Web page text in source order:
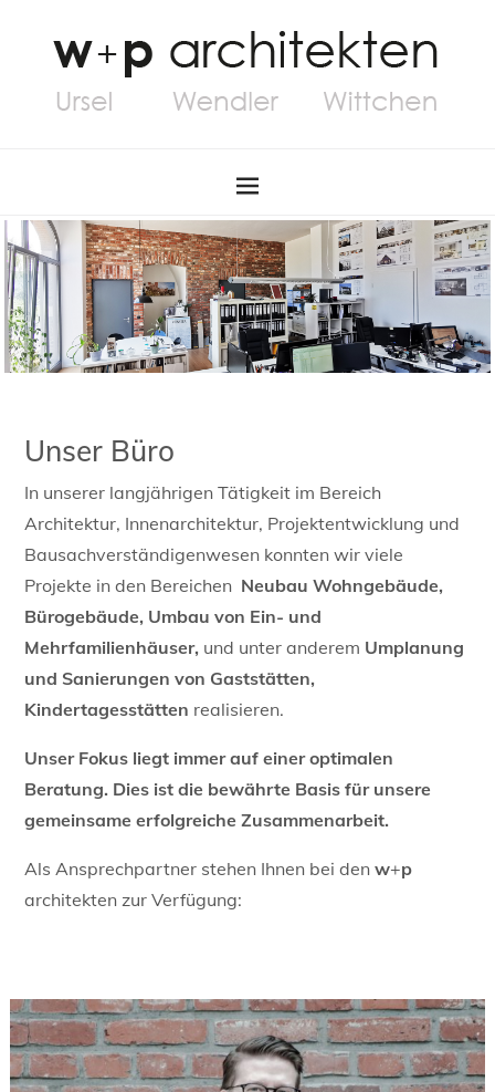
Unser Büro
In unserer langjährigen Tätigkeit im Bereich
Architektur, Innenarchitektur, Projektentwicklung und
Bausachverständigenwesen konnten wir viele
Projekte in den Bereichen Neubau Wohngebäude,
Bürogebäude, Umbau von Ein- und
Mehrfamilienhäuser, und unter anderem Umplanung
und Sanierungen von Gaststätten,
Kindertagesstätten realisieren.
Unser Fokus liegt immer auf einer optimalen
Beratung. Dies ist die bewährte Basis für unsere
gemeinsame erfolgreiche Zusammenarbeit.
Als Ansprechpartner stehen Ihnen bei denw+p
architekten zur Verfügung: